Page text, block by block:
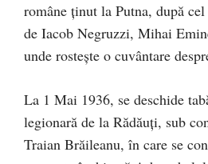
române ținut la Putna, după
de Iacob Negruzzi, Mihai
unde rostește o cuvântare
La 1 Mai 1936, se deschide
legionară de la Rădăuți, sub
Traian Brăileanu, în care se